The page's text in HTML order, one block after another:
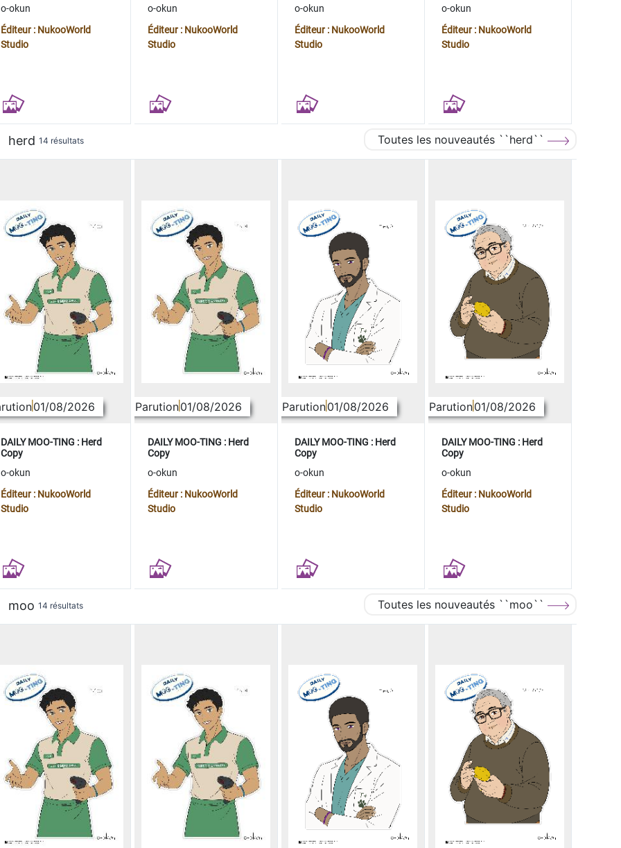
o-okun
Éditeur : NukooWorld
Studio
o-okun
Éditeur : NukooWorld
Studio
o-okun
Éditeur : NukooWorld
Studio
o-okun
Éditeur : NukooWorld
Studio
herd 14 résultats Toutes les nouveautés ``herd``
01/08/2026
DAILY MOO-TING : Herd
Copy
o-okun
Éditeur : NukooWorld
Studio
Parution01/08/2026
DAILY MOO-TING : Herd
Copy
o-okun
Éditeur : NukooWorld
Studio
Parution01/08/2026
DAILY MOO-TING : Herd
Copy
o-okun
Éditeur : NukooWorld
Studio
Parution01/08/2026
DAILY MOO-TING : Herd
Copy
o-okun
Éditeur : NukooWorld
Studio
moo 14 résultats Toutes les nouveautés ``moo``